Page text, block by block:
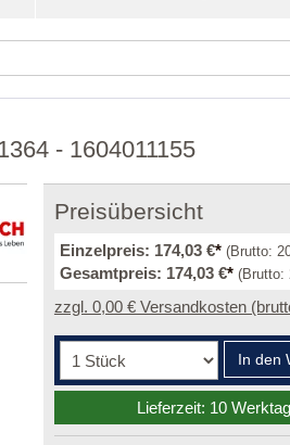
- 1604011155
Preisübersicht
Einzelpreis: 174,03 €* (Brutto:
Gesamtpreis: 174,03 €* (Brutto:
zzgl. 0,00 € Versandkosten
In den
Lieferzeit: 10